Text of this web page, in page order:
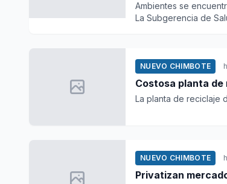
Ambientes se encuentran en pésimas
La Subgerencia de
NUEVO CHIMBOTE
Costosa planta
La planta de reciclaje
NUEVO CHIMBOTE
Privatizan